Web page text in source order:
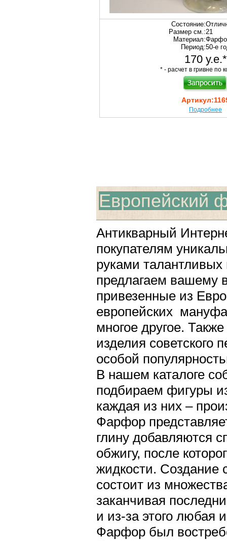
Состояние:
Размер см.:21
Материал:
Период:50-е
170 у.е.*
* - расчет в гривне по
Артикул:
Подробнее
Европейский
Антикварный
покупателям
руками
предлагаем вашему
привезенные из
европейских
многое другое.
изделия советского
особой
В нашем каталоге
подбираем фигуры
каждая из них –
Фарфор
глину добавляются
обжигу, после
жидкости. Создание
состоит из
заканчивая
и из-за этого любая
Фарфор был